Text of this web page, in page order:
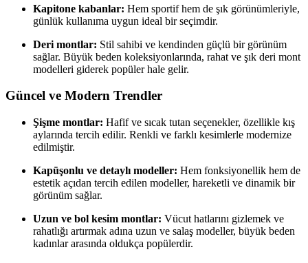
Kapitone kabanlar: Hem sportif hem de şık görünümleriyle,
günlük kullanıma uygun ideal bir seçimdir.
Deri montlar: Stil sahibi ve kendinden güçlü bir görünüm
sağlar. Büyük beden koleksiyonlarında, rahat ve şık deri mont
modelleri giderek popüler hale gelir.
Güncel ve Modern Trendler
Şişme montlar: Hafif ve sıcak tutan seçenekler, özellikle kış
aylarında tercih edilir. Renkli ve farklı kesimlerle modernize
edilmiştir.
Kapüşonlu ve detaylı modeller: Hem fonksiyonellik hem de
estetik açıdan tercih edilen modeller, hareketli ve dinamik bir
görünüm sağlar.
Uzun ve bol kesim montlar: Vücut hatlarını gizlemek ve
rahatlığı artırmak adına uzun ve salaş modeller, büyük beden
kadınlar arasında oldukça popülerdir.